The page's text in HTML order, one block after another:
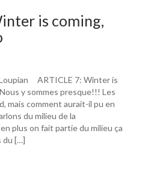
is coming,
ARTICLE 7: Winter is
y sommes presque!!! Les
mais comment aurait-il pu en
du milieu de la
plus on fait partie du milieu ça
du […]